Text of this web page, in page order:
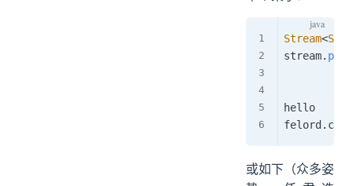
Stream<
stream. peek
hello
felord .
或如下（众多姿